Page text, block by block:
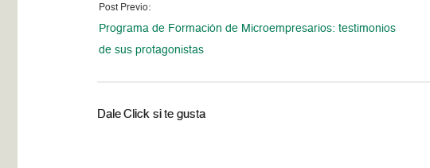
Post Previo:
Programa de Formación de Microempresarios: testimonios
de sus protagonistas
Dale Click si te gusta